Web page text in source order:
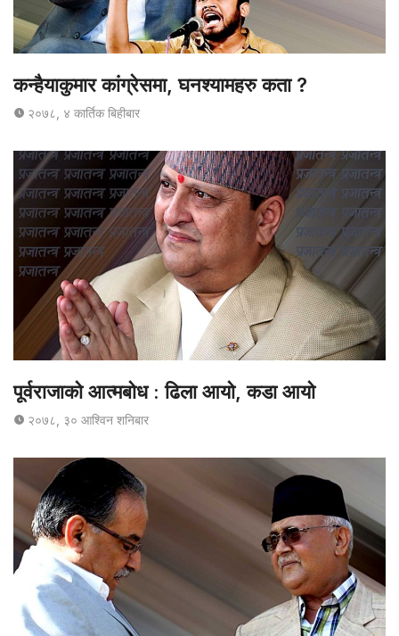
कन्हैयाकुमार कांग्रेसमा, घनश्यामहरु कता ?
२०७८, ४ कार्तिक बिहीबार
पूर्वराजाको आत्मबोध : ढिला आयो, कडा आयो
२०७८, ३० आश्विन शनिबार